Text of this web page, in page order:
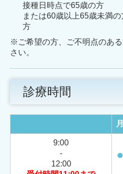
接種日時点で65歳の方
または60歳以上65歳未満
方
※ご希望の方、ご不明点のあ
さい。
診療時間
月
9:00
-
12:00
●